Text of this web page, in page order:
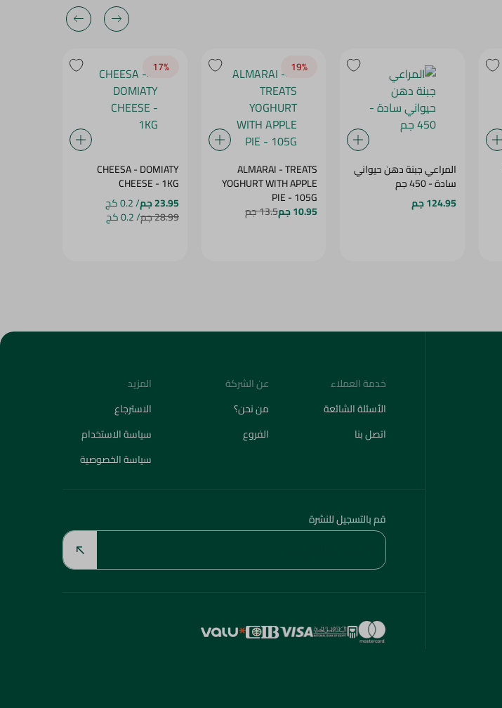
المراعي جبنة دهن حيواني
سادة - 450 جم
124.95 جم
19‎%‎
ALMARAI - TREATS
YOGHURT WITH APPLE
PIE - 105G
10.95 جم 13.5 جم
17‎%‎
CHEESA - DOMIATY
CHEESE - 1KG
23.95 جم
/ 0.2 كج
28.99 جم / 0.2 كج
خدمة العملاء
الأسئلة الشائعة
اتصل بنا
عن الشركة
من نحن؟
الفروع
المزيد
الاسترجاع
سياسة الاستخدام
سياسة الخصوصية
قم بالتسجيل للنشرة